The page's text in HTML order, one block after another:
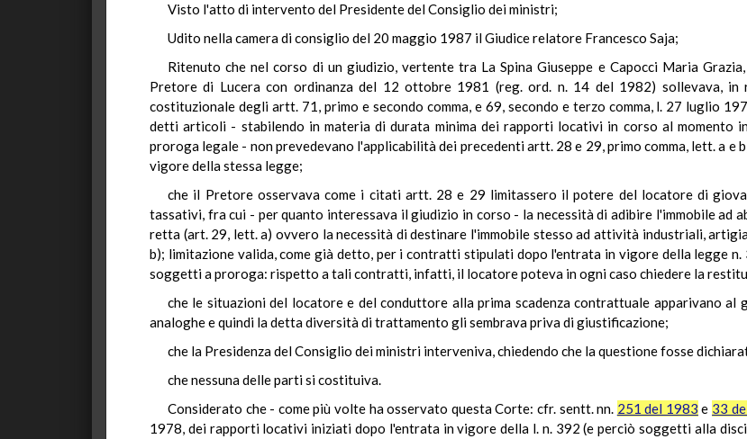
Visto l'atto di intervento del Presidente del Consiglio dei ministri;
Udito nella camera di consiglio del 20 maggio 1987 il Giudice relatore Francesco Saja;
Ritenuto che nel corso di un giudizio, vertente tra La Spina Giuseppe e Capocci Maria
Pretore di Lucera con ordinanza del 12 ottobre 1981 (reg. ord. n. 14 del 1982) sollevava,
costituzionale degli artt. 71, primo e secondo comma, e 69, secondo e terzo comma, l. 27 luglio
detti articoli - stabilendo in materia di durata minima dei rapporti locativi in corso al momento
proroga legale - non prevedevano l'applicabilità dei precedenti artt. 28 e 29, primo comma, lett. a
vigore della stessa legge;
che il Pretore osservava come i citati artt. 28 e 29 limitassero il potere del locatore di
tassativi, fra cui - per quanto interessava il giudizio in corso - la necessità di adibire l'immobile ad
retta (art. 29, lett. a) ovvero la necessità di destinare l'immobile stesso ad attività industriali,
b); limitazione valida, come già detto, per i contratti stipulati dopo l'entrata in vigore della legge n.
soggetti a proroga: rispetto a tali contratti, infatti, il locatore poteva in ogni caso chiedere la
che le situazioni del locatore e del conduttore alla prima scadenza contrattuale apparivano
analoghe e quindi la detta diversità di trattamento gli sembrava priva di giustificazione;
che la Presidenza del Consiglio dei ministri interveniva, chiedendo che la questione fosse
che nessuna delle parti si costituiva.
Considerato che - come più volte ha osservato questa Corte: cfr. sentt. nn. 251 del 1983 e 33
1978, dei rapporti locativi iniziati dopo l'entrata in vigore della l. n. 392 (e perciò soggetti alla